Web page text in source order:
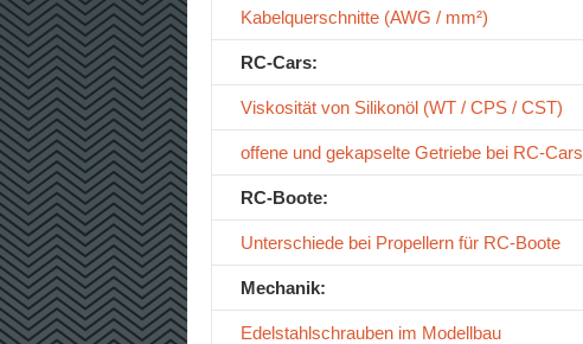
Kabelquerschnitte (AWG / mm²)
RC-Cars:
Viskosität von Silikonöl (WT / CPS / CST)
offene und gekapselte Getriebe bei RC-Cars
RC-Boote:
Unterschiede bei Propellern für RC-Boote
Mechanik:
Edelstahlschrauben im Modellbau